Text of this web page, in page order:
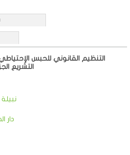
التنظيم القانوني للحبس
التشريع
دار